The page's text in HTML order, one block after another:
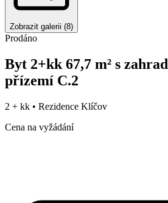
Zobrazit galerii (8)
Prodáno
Byt 2+kk 67,7 m² s
přízemí C.2
2 + kk • Rezidence Klíčov
Cena na vyžádání